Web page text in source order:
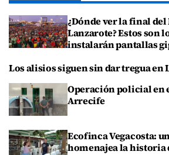
¿Dónde ver la final
Lanzarote? Estos son
instalarán pantallas
Los alisios siguen sin dar tregua en
Operación policial en
Arrecife
Ecofinca Vegacosta:
homenajea la historia